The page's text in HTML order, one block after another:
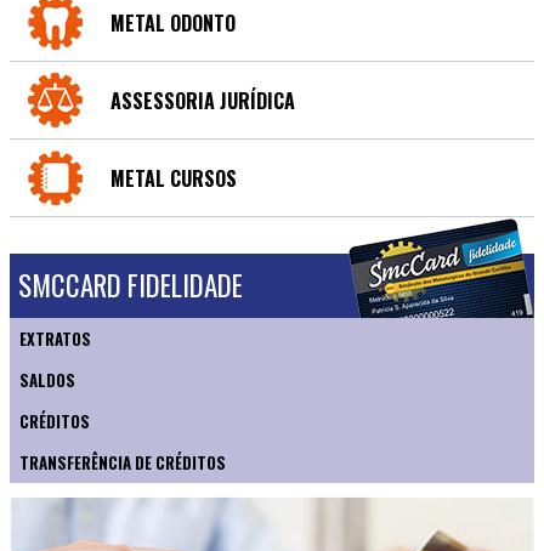
METAL ODONTO
ASSESSORIA JURÍDICA
METAL CURSOS
SMCCARD FIDELIDADE
EXTRATOS
SALDOS
CRÉDITOS
TRANSFERÊNCIA DE CRÉDITOS